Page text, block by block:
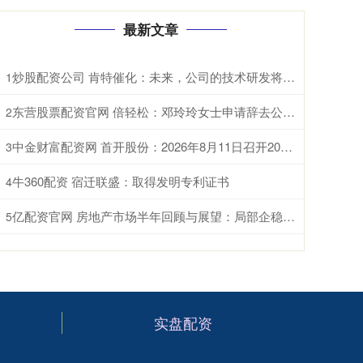
最新文章
1 炒股配资公司 肯特催化：未来，公司的技术研发将重点聚焦于现有生产工艺的优化迭代、全新产品开发以及前沿技术市场转化落地
2 东营股票配资官网 倍轻松：邓玲玲女士申请辞去公司董事会秘书职务
3 中金财富配资网 首开股份：2026年8月11日召开2026年第三次临时股东会
4牛360配资 宿迁联盛：取得发明专利证书
5 亿配资官网 房地产市场半年回顾与展望：局部企稳，结构分化
实盘配资